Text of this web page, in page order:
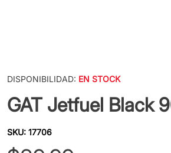
DISPONIBILIDAD: EN STOCK
GAT Jetfuel Black
SKU:17706